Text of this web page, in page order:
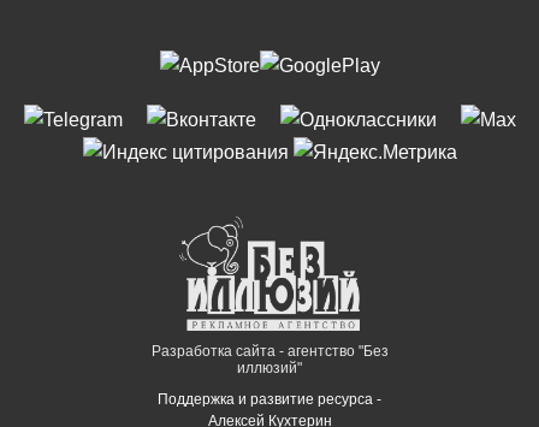
Разработка сайта - агентство "Без
иллюзий"
Поддержка и развитие ресурса -
Алексей Кухтерин